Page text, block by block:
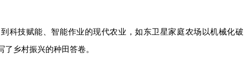
科技赋能、智能作业的现代农业，如东卫星家庭农场以机械化破
乡村振兴的种田答卷。